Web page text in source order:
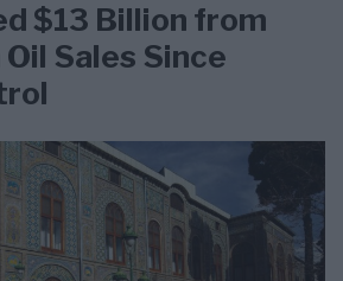
$13 Billion from
Sales Since